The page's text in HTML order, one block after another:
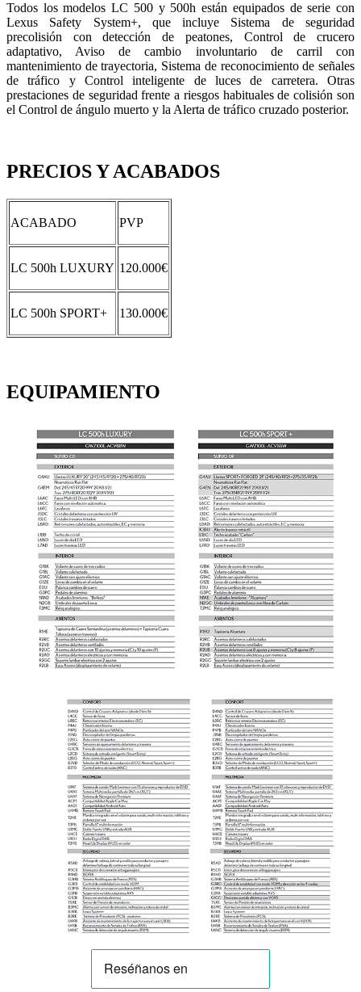
Todos los modelos LC 500 y 500h están equipados de serie con
Lexus Safety System+, que incluye Sistema de seguridad
precolisión con detección de peatones, Control de crucero
adaptativo, Aviso de cambio involuntario de carril con
mantenimiento de trayectoria, Sistema de reconocimiento de señales
de tráfico y Control inteligente de luces de carretera. Otras
prestaciones de seguridad frente a riesgos habituales de colisión son
el Control de ángulo muerto y la Alerta de tráfico cruzado posterior.
PRECIOS Y ACABADOS
ACABADO PVP
LC 500h LUXURY 120.000€
LC 500h SPORT+ 130.000€
EQUIPAMIENTO